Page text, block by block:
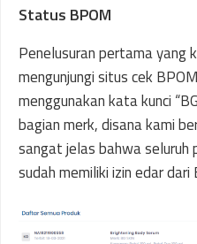
Status BPOM
Penelusuran pertama yang
mengunjungi situs cek
menggunakan kata kunci
bagian merk, disana kami
sangat jelas bahwa seluruh
sudah memiliki izin edar